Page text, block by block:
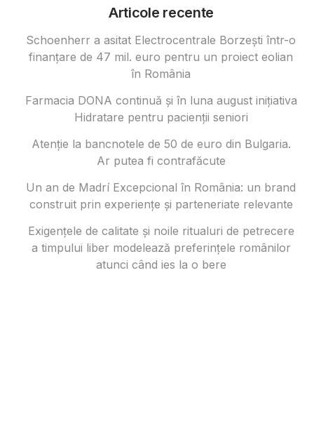
Articole recente
Schoenherr a asitat Electrocentrale Borzești într-o
finanțare de 47 mil. euro pentru un proiect eolian
în România
Farmacia DONA continuă și în luna august inițiativa
Hidratare pentru pacienții seniori
Atenție la bancnotele de 50 de euro din Bulgaria.
Ar putea fi contrafăcute
Un an de Madrí Excepcional în România: un brand
construit prin experiențe și parteneriate relevante
Exigențele de calitate și noile ritualuri de petrecere
a timpului liber modelează preferințele românilor
atunci când ies la o bere